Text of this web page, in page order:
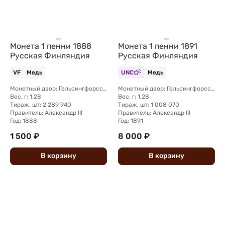
Монета 1 пенни 1888
Русская Финляндия
VF Медь
Монетный двор: Гельсингфорсский монетный двор (Финляндия)
Вес, г: 1,28
Тираж, шт: 2 289 940
Правитель: Александр III
Год: 1888
1 500 ₽
В корзину
Монета 1 пенни 1891
Русская Финляндия
UNC Медь
Монетный двор: Гельсингфорсский монетный двор (Финляндия)
Вес, г: 1,28
Тираж, шт: 1 008 070
Правитель: Александр III
Год: 1891
8 000 ₽
В корзину